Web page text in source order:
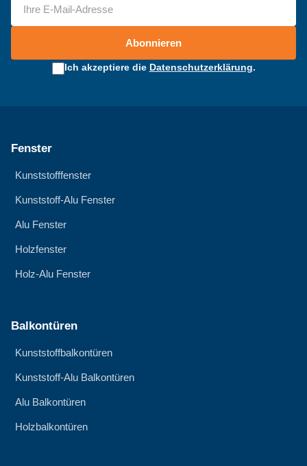
Abonnieren
Ich akzeptiere die Datenschutzerklärung.
Fenster
Kunststofffenster
Kunststoff-Alu Fenster
Alu Fenster
Holzfenster
Holz-Alu Fenster
Balkontüren
Kunststoffbalkontüren
Kunststoff-Alu Balkontüren
Alu Balkontüren
Holzbalkontüren